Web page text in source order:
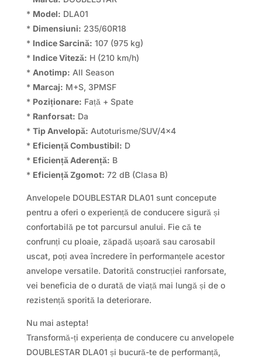
* Model: DLA01
* Dimensiuni: 235/60R18
* Indice Sarcină: 107 (975 kg)
* Indice Viteză: H (210 km/h)
* Anotimp: All Season
* Marcaj: M+S, 3PMSF
* Poziționare: Față + Spate
* Ranforsat: Da
* Tip Anvelopă: Autoturisme/SUV/4×4
* Eficiență Combustibil: D
* Eficiență Aderență: B
* Eficiență Zgomot: 72 dB (Clasa B)
Anvelopele DOUBLESTAR DLA01 sunt concepute
pentru a oferi o experiență de conducere sigură și
confortabilă pe tot parcursul anului. Fie că te
confrunți cu ploaie, zăpadă ușoară sau carosabil
uscat, poți avea încredere în performanțele acestor
anvelope versatile. Datorită construcției ranforsate,
vei beneficia de o durată de viață mai lungă și de o
rezistență sporită la deteriorare.
Nu mai astepta!
Transformă-ți experiența de conducere cu anvelopele
DOUBLESTAR DLA01 și bucură-te de performanță,